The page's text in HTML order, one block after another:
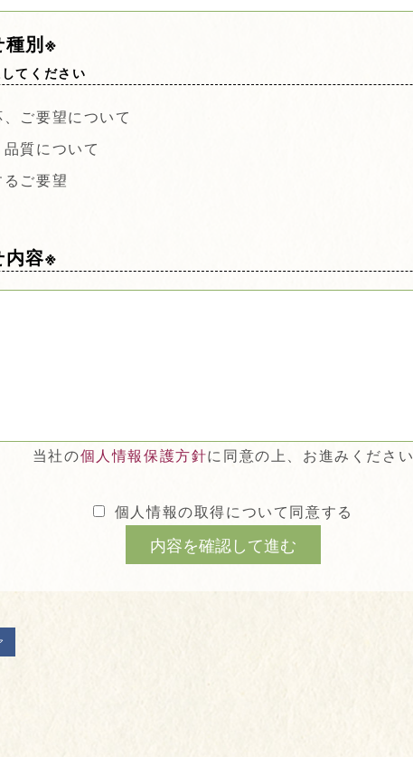
種別※
てください
ご要望について
質について
ご要望
内容※
当社の個人情報保護方針に同意の上、お進みください
個人情報の取得について同意する